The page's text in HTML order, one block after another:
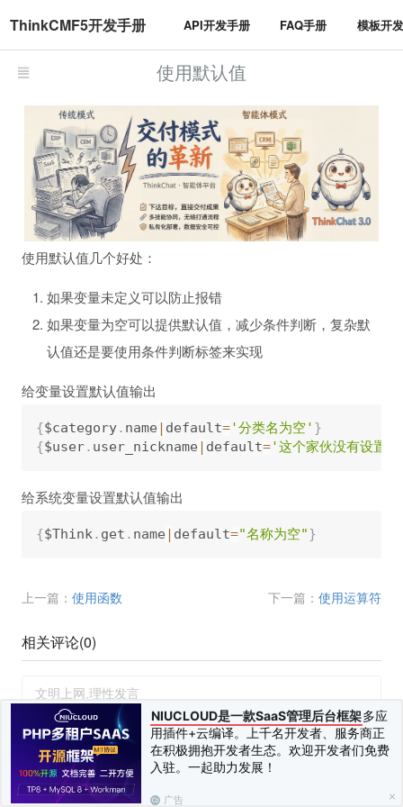
NIUCLOUD是一款SaaS管理后台框架多应
用插件+云编译。上千名开发者、服务商正
在积极拥抱开发者生态。欢迎开发者们免费
入驻。一起助力发展！
广告
ThinkCMF5开发手册 API开发手册 FAQ手册 模板开
使用默认值
使用默认值几个好处：
如果变量未定义可以防止报错
如果变量为空可以提供默认值，减少条件判断，复杂默
认值还是要使用条件判断标签来实现
给变量设置默认值输出
{$category. name | default='分类名为空' }
{$user. user_nickname | default='这个家伙没有设置
给系统变量设置默认值输出
{$Think. get . name | default="名称为空"}
上一篇： 使用函数 下一篇： 使用运算符
相关评论(0)
您需要登录并绑定手机